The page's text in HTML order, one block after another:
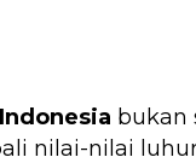
bukan
nilai-nilai